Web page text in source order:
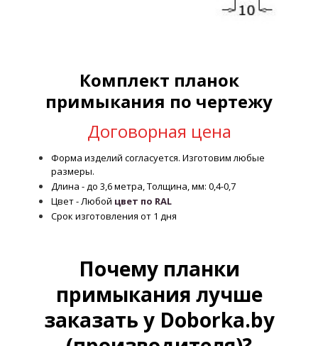
Комплект планок
примыкания по чертежу
Договорная цена
Форма изделий согласуется. Изготовим любые
размеры.
Длина - до 3,6 метра, Толщина, мм: 0,4-0,7
Цвет - Любой цвет по RAL
Срок изготовления от 1 дня
Почему планки
примыкания лучше
заказать у Doborka.by